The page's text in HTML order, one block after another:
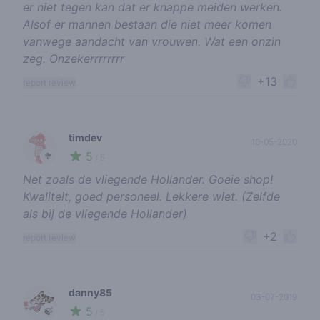
er niet tegen kan dat er knappe meiden werken.
Alsof er mannen bestaan die niet meer komen
vanwege aandacht van vrouwen. Wat een onzin
zeg. Onzekerrrrrrrr
+13
🥦
timdev
5
Net zoals de vliegende Hollander. Goeie shop!
Kwaliteit, goed personeel. Lekkere wiet. (Zelfde
als bij de vliegende Hollander)
+2
🍃
danny85
5
03-07-2019